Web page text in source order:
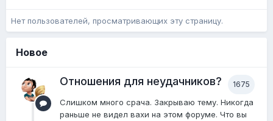
Нет пользователей, просматривающих эту страницу.
Новое
1675
Отношения для неудачников?
Слишком много срача. Закрываю тему. Никогда
раньше не видел вахи на этом форуме. Что вы